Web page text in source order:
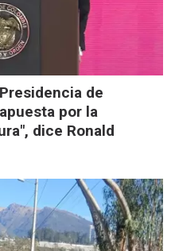
de
por la
dice Ronald